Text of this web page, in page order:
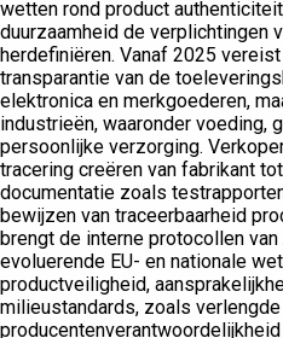
wetten rond product
duurzaamheid de verplichtingen
herdefiniëren. Vanaf 2025
transparantie van de
elektronica en merkgoederen,
industrieën, waaronder voeding,
persoonlijke verzorging.
tracering creëren van fabrikant
documentatie zoals
bewijzen van traceerbaarheid
brengt de interne protocollen
evoluerende EU- en nationale
productveiligheid,
milieustandards, zoals verlengde